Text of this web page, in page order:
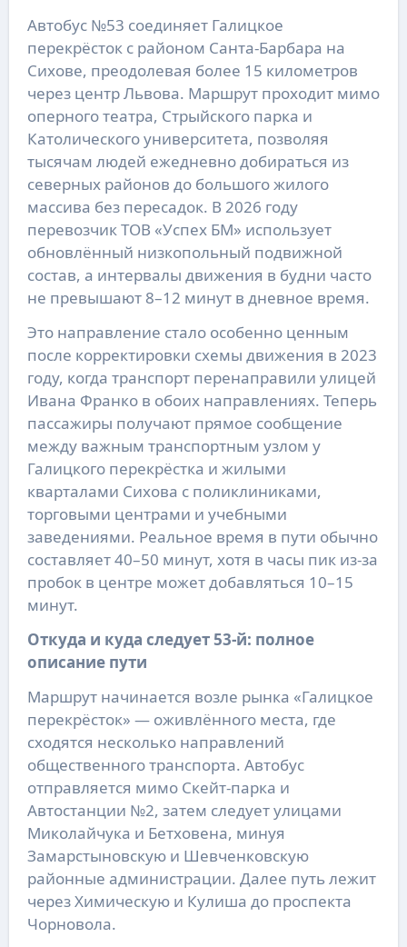
Автобус №53 соединяет Галицкое
перекрёсток с районом Санта-Барбара на
Сихове, преодолевая более 15 километров
через центр Львова. Маршрут проходит мимо
оперного театра, Стрыйского парка и
Католического университета, позволяя
тысячам людей ежедневно добираться из
северных районов до большого жилого
массива без пересадок. В 2026 году
перевозчик ТОВ «Успех БМ» использует
обновлённый низкопольный подвижной
состав, а интервалы движения в будни часто
не превышают 8–12 минут в дневное время.
Это направление стало особенно ценным
после корректировки схемы движения в 2023
году, когда транспорт перенаправили улицей
Ивана Франко в обоих направлениях. Теперь
пассажиры получают прямое сообщение
между важным транспортным узлом у
Галицкого перекрёстка и жилыми
кварталами Сихова с поликлиниками,
торговыми центрами и учебными
заведениями. Реальное время в пути обычно
составляет 40–50 минут, хотя в часы пик из-за
пробок в центре может добавляться 10–15
минут.
Откуда и куда следует 53-й: полное
описание пути
Маршрут начинается возле рынка «Галицкое
перекрёсток» — оживлённого места, где
сходятся несколько направлений
общественного транспорта. Автобус
отправляется мимо Скейт-парка и
Автостанции №2, затем следует улицами
Миколайчука и Бетховена, минуя
Замарстыновскую и Шевченковскую
районные администрации. Далее путь лежит
через Химическую и Кулиша до проспекта
Чорновола.